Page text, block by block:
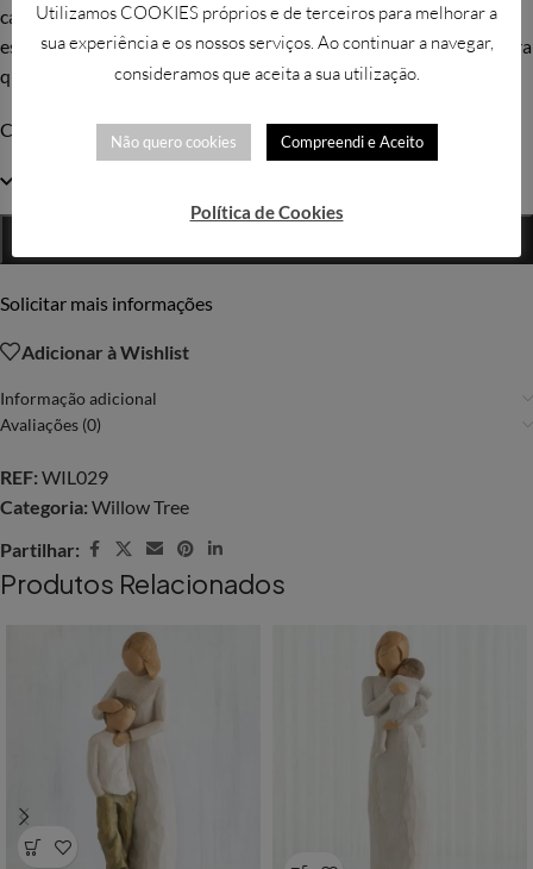
características faciais significam Willow Tree. Susan espera que
estas peças sejam significativas tanto para quem as oferece e para
quem as recebe.
Código WT: 26056
Solicitar mais informações
Adicionar à Wishlist
Informação adicional
Avaliações (0)
REF: WIL029
Categoria: Willow Tree
Partilhar:
Produtos Relacionados
Utilizamos COOKIES próprios e de terceiros para melhorar a
sua experiência e os nossos serviços. Ao continuar a navegar,
consideramos que aceita a sua utilização.
Não quero cookies Compreendi e Aceito
Política de Cookies